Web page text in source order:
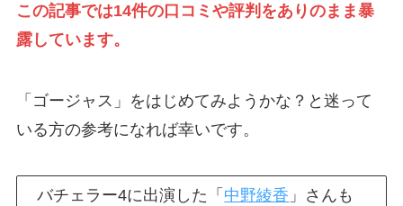
この記事では14件の口コミや評判をありのまま暴
露しています。
「ゴージャス」をはじめてみようかな？と迷って
いる方の参考になれば幸いです。
バチェラー4に出演した「 中野綾香 」さんも